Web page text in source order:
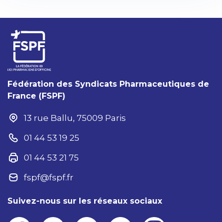
Fédération des Syndicats Pharmaceutiques de
France (FSPF)
13 rue Ballu, 75009 Paris
01 44 53 19 25
01 44 53 21 75
fspf@fspf.fr
Suivez-nous sur les réseaux sociaux